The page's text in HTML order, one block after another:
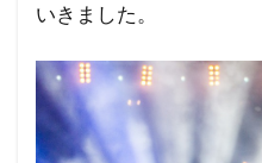
いきました。